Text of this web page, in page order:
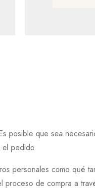
posible que sea
el pedido.
personales como qué
proceso de compra a